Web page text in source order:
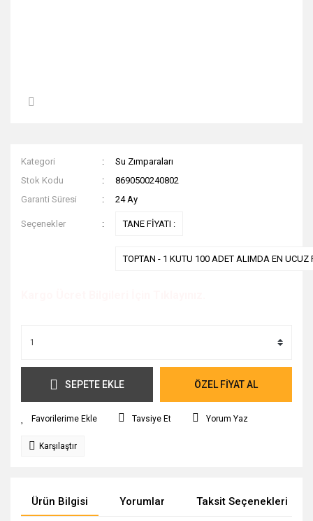
Kategori
Su Zımparaları
Stok Kodu
8690500240802
Garanti Süresi
24 Ay
Seçenekler TANE FİYATI :
TOPTAN - 1 KUTU 100 ADET ALIMDA EN UCUZ
SEPETE EKLE ÖZEL FİYAT AL
Tavsiye Et Yorum Yaz
Karşılaştır
Ürün Bilgisi Yorumlar Taksit Seçenekleri